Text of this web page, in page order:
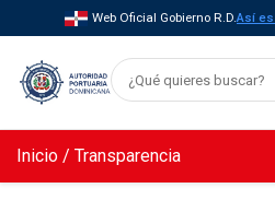
Web Oficial Gobierno R.D.Así
Inicio / Transparencia